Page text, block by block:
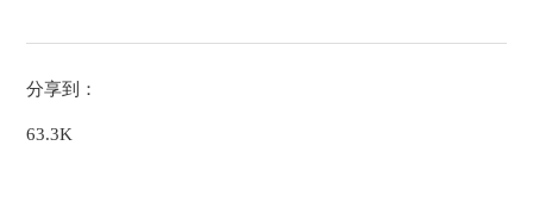
分享到：
63.3K